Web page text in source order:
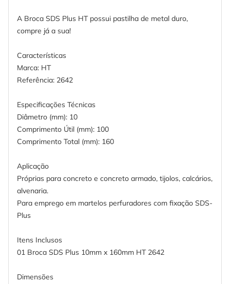
A Broca SDS Plus HT possui pastilha de metal duro,
compre já a sua!
Características
Marca: HT
Referência: 2642
Especificações Técnicas
Diâmetro (mm): 10
Comprimento Útil (mm): 100
Comprimento Total (mm): 160
Aplicação
Próprias para concreto e concreto armado, tijolos, calcários,
alvenaria.
Para emprego em martelos perfuradores com fixação SDS-
Plus
Itens Inclusos
01 Broca SDS Plus 10mm x 160mm HT 2642
Dimensões